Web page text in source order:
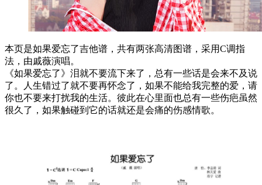
本页是如果爱忘了吉他谱，共有两张高清图谱，采用C调指
法，由戚薇演唱。
《如果爱忘了》泪就不要流下来了，总有一些话是会来不及说
了。人生错过了就不要再怀念了，如果不能给我完整的爱，请
你也不要来打扰我的生活。彼此在心里面也总有一些伤疤虽然
很久了，如果触碰到它的话就还是会痛的伤感情歌。